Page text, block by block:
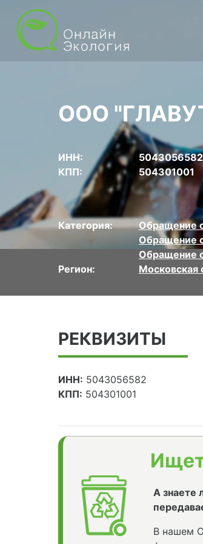
ООО
ИНН:
5043056582
КПП:
504301001
Категория: Обращение
Обращение
Обращение
Регион:
Московская
РЕКВИЗИТЫ
ИНН: 5043056582
КПП: 504301001
А знаете
В нашем